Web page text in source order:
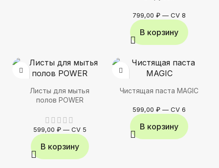
799,00₽ —CV 8
В корзину
Листы для мытья
полов POWER
599,00 ₽— CV 5
В корзину
Чистящая паста MAGIC
599,00₽ —CV 6
В корзину